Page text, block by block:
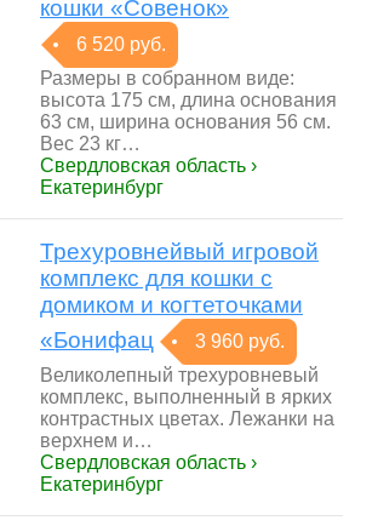
кошки «Совенок»
6 520 руб.
Размеры в собранном виде:
высота 175 см, длина основания
63 см, ширина основания 56 см.
Вес 23 кг…
Свердловская область ›
Екатеринбург
Трехуровнейвый игровой
комплекс для кошки с
домиком и когтеточками
«Бонифац
3 960 руб.
Великолепный трехуровневый
комплекс, выполненный в ярких
контрастных цветах. Лежанки на
верхнем и…
Свердловская область ›
Екатеринбург